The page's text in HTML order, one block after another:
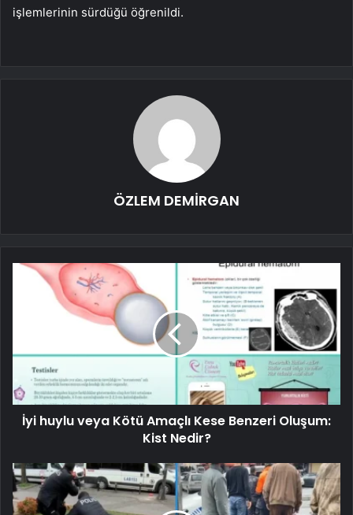
işlemlerinin sürdüğü öğrenildi.
ÖZLEM DEMİRGAN
İyi huylu veya Kötü Amaçlı Kese Benzeri Oluşum:
Kist Nedir?